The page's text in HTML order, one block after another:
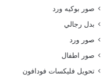
صور بوكيه ورد
بدل رجالي
صور ورد
صور اطفال
تحويل فليكسات فودافون